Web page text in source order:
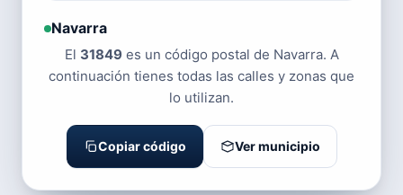
Navarra
El 31849 es un código postal de Navarra. A
continuación tienes todas las calles y zonas que
lo utilizan.
Copiar código Ver municipio